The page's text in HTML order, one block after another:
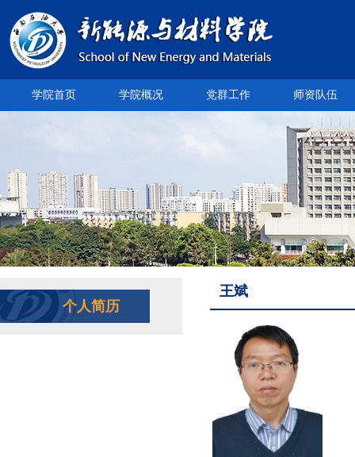
学院首页 学院概况 党群工作 师资队伍
个人简历
王斌